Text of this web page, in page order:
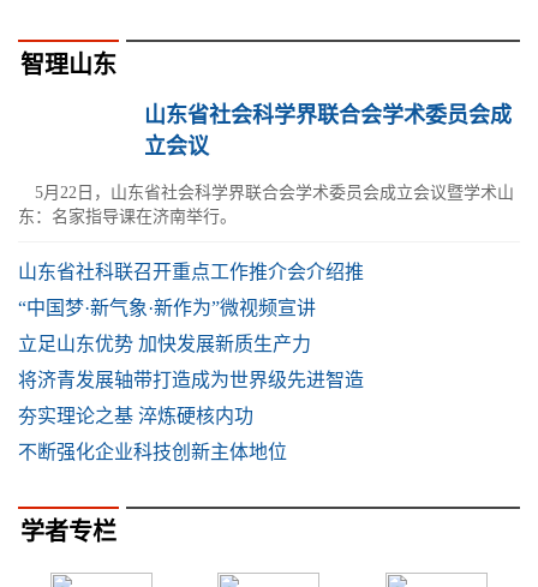
智理山东
山东省社会科学界联合会学术委员会成
立会议
5月22日，山东省社会科学界联合会学术委员会成立会议暨学术山
东：名家指导课在济南举行。
山东省社科联召开重点工作推介会介绍推
“中国梦·新气象·新作为”微视频宣讲
立足山东优势 加快发展新质生产力
将济青发展轴带打造成为世界级先进智造
夯实理论之基 淬炼硬核内功
不断强化企业科技创新主体地位
学者专栏